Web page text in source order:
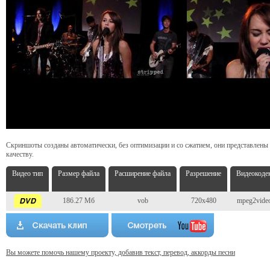
Скриншоты созданы автоматически, без оптимизации и со сжатием, они
качеству.
Видео тип Размер файла Расширение файла Разрешение
186.27 Мб vob 720x480
Вы можете помочь нашему проекту, добавив текст, перевод, аккорды песни